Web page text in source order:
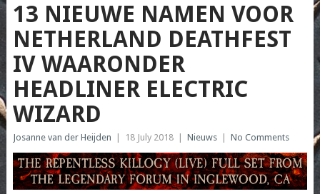
13 NIEUWE NAMEN VOOR
NETHERLAND DEATHFEST
IV WAARONDER
HEADLINER ELECTRIC
WIZARD
Josanne van der Heijden 18 July 2018 Nieuws No Comments